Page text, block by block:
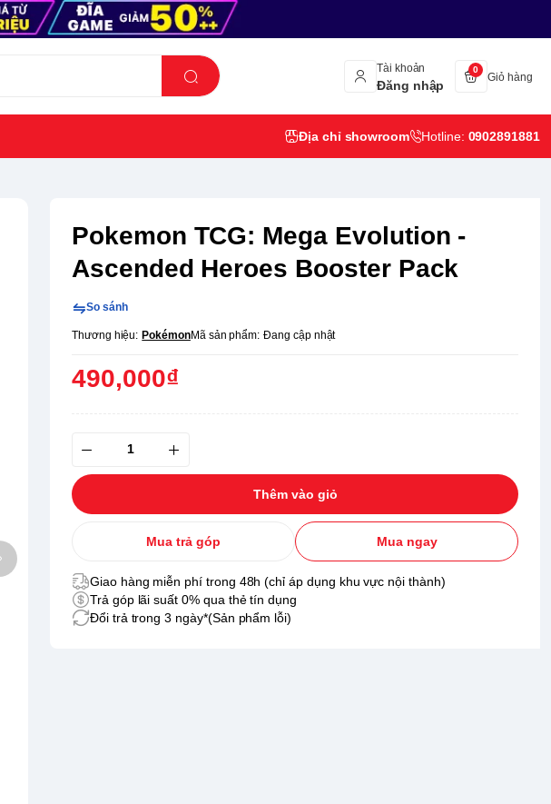
Tài khoản
Đăng nhập
0
Giỏ hàng
Địa chỉ showroom Hotline: 0902891881
Pokemon TCG: Mega Evolution -
Ascended Heroes Booster Pack
So sánh
Thương hiệu: PokémonMã sản phẩm: Đang cập nhật
490,000₫
Thêm vào giỏ
Mua trả góp Mua ngay
Giao hàng miễn phí trong 48h (chỉ áp dụng khu vực nội thành)
Trả góp lãi suất 0% qua thẻ tín dụng
Đổi trả trong 3 ngày*(Sản phẩm lỗi)